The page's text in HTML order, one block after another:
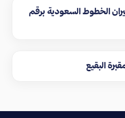
الخطوط السعودية برقم
البقيع